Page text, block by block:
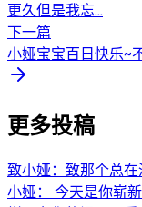
更久但是我忘...
下一篇
小娅宝宝百日快乐~
更多投稿
致小娅：致那个总
小娅： 今天是你崭